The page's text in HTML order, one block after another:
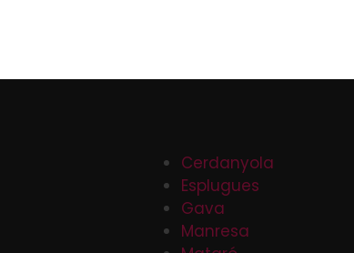
Cerdanyola
Esplugues
Gava
Manresa